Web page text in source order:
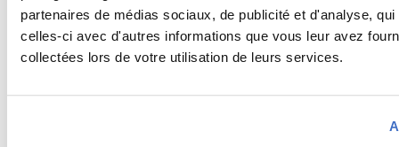
partenaires de médias sociaux, de publicité et d'analyse,
celles-ci avec d'autres informations que vous leur avez
collectées lors de votre utilisation de leurs services.
E-mail